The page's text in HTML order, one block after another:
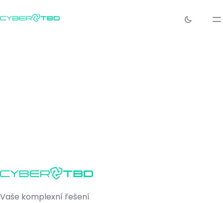
Vaše komplexní řešení